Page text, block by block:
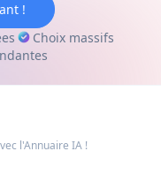
!
Choix massifs
l'Annuaire IA !